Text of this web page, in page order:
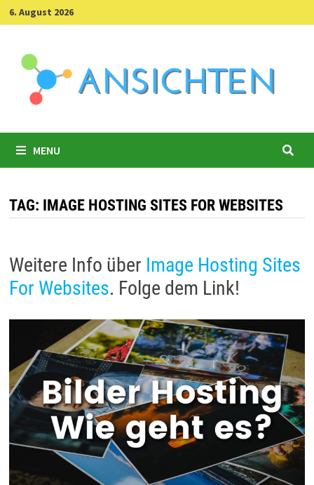
Skip
to
6. August 2026
MENU
TAG: IMAGE HOSTING SITES FOR WEBSITES
Weitere Info über Image Hosting Sites
For Websites. Folge dem Link!